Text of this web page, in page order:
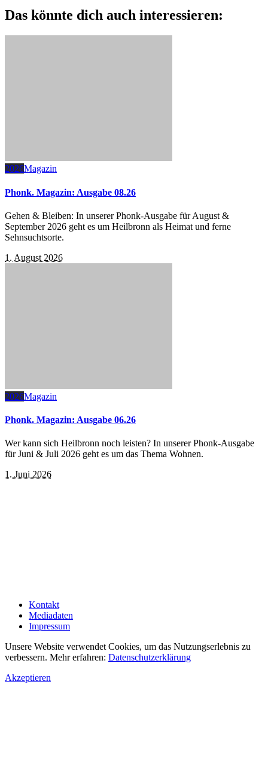
Das könnte dich auch interessieren:
2026Magazin
Phonk. Magazin: Ausgabe 08.26
Gehen & Bleiben: In unserer Phonk-Ausgabe für August &
September 2026 geht es um Heilbronn als Heimat und ferne
Sehnsuchtsorte.
1. August 2026
2026Magazin
Phonk. Magazin: Ausgabe 06.26
Wer kann sich Heilbronn noch leisten? In unserer Phonk-Ausgabe
für Juni & Juli 2026 geht es um das Thema Wohnen.
1. Juni 2026
Kontakt
Mediadaten
Impressum
Unsere Website verwendet Cookies, um das Nutzungserlebnis zu
verbessern. Mehr erfahren: Datenschutzerklärung
Akzeptieren